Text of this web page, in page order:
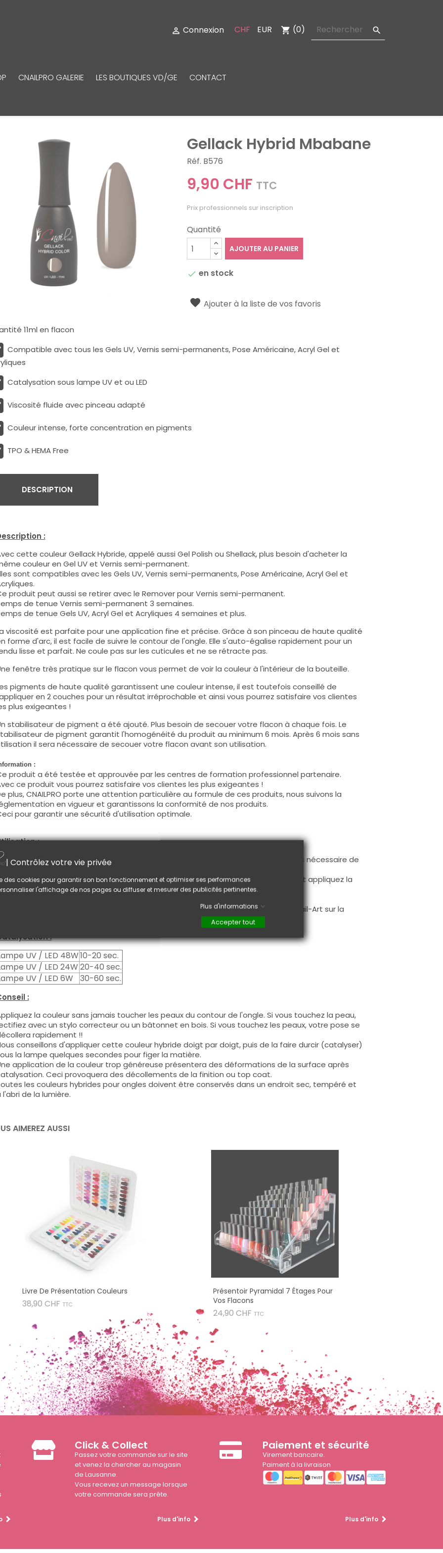
 Connexion CHF EUR shopping_cart (0) 
CNAILPRO GALERIE LES BOUTIQUES VD/GE CONTACT
Gellack Hybrid Mbabane
Réf. B576
9,90 CHF TTC
Prix professionnels sur inscription
Quantité
AJOUTER AU PANIER
 en stock
Ajouter à la liste de vos favoris
11ml en flacon
Compatible avec tous les Gels UV, Vernis semi-permanents, Pose Américaine, Acryl Gel et
Catalysation sous lampe UV et ou LED
Viscosité fluide avec pinceau adapté
Couleur intense, forte concentration en pigments
TPO & HEMA Free
DESCRIPTION
:
cette couleur Gellack Hybride, appelé aussi Gel Polish ou Shellack, plus besoin d'acheter la
couleur en Gel UV et Vernis semi-permanent.
sont compatibles avec les Gels UV, Vernis semi-permanents, Pose Américaine, Acryl Gel et
produit peut aussi se retirer avec le Remover pour Vernis semi-permanent.
de tenue Vernis semi-permanent 3 semaines.
de tenue Gels UV, Acryl Gel et Acryliques 4 semaines et plus.
viscosité est parfaite pour une application fine et précise. Grâce à son pinceau de haute qualité
forme d'arc, il est facile de suivre le contour de l'ongle. Elle s'auto-égalise rapidement pour un
lisse et parfait. Ne coule pas sur les cuticules et ne se rétracte pas.
fenêtre très pratique sur le flacon vous permet de voir la couleur à l'intérieur de la bouteille.
pigments de haute qualité garantissent une couleur intense, il est toutefois conseillé de
en 2 couches pour un résultat irréprochable et ainsi vous pourrez satisfaire vos clientes
plus exigeantes !
stabilisateur de pigment a été ajouté. Plus besoin de secouer votre flacon à chaque fois. Le
de pigment garantit l'homogénéité du produit au minimum 6 mois. Après 6 mois sans
il sera nécessaire de secouer votre flacon avant son utilisation.
:
produit a été testée et approuvée par les centres de formation professionnel partenaire.
ce produit vous pourrez satisfaire vos clientes les plus exigeantes !
plus, CNAILPRO porte une attention particulière au formule de ces produits, nous suivons la
en vigueur et garantissons la conformité de nos produits.
pour garantir une sécurité d'utilisation optimale.
:
couleur s'applique avec son pinceau, de manière fine, sur la base (il n'est pas nécessaire de
la couche de cohésion) ou sur la construction après limage.
produit s'applique en deux couches, fermez le bord libre à la première couche et appliquez la
couche pour garantir un résultat optimal.
pouvez dégraisser la couche de cohésion si vous désirez faire une création Nail-Art sur la
:
UV / LED 48W10-20 sec.
UV / LED 24W 20-40 sec.
UV / LED 6W
30-60 sec.
:
la couleur sans jamais toucher les peaux du contour de l'ongle. Si vous touchez la peau,
avec un stylo correcteur ou un bâtonnet en bois. Si vous touchez les peaux, votre pose se
rapidement !!
conseillons d'appliquer cette couleur hybride doigt par doigt, puis de la faire durcir (catalyser)
la lampe quelques secondes pour figer la matière.
application de la couleur trop généreuse présentera des déformations de la surface après
Ceci provoquera des décollements de la finition ou top coat.
les couleurs hybrides pour ongles doivent être conservés dans un endroit sec, tempéré et
l'abri de la lumière.
AIMEREZ AUSSI
Livre De Présentation Couleurs
38,90 CHF Prix
TTC
Présentoir Pyramidal 7 Étages Pour
Vos Flacons
24,90 CHF Prix
TTC
Click & Collect
Passez votre commande sur le site
et venez la chercher au magasin
de Lausanne.
Vous recevez un message lorsque
votre commande sera prête.
Plus d'info
Paiement et sécurité
Virement bancaire.
Paiment à la livraison
Plus d'info
| Contrôlez votre vie privée
des cookies pour garantir son bon fonctionnement et optimiser ses performances
l'affichage de nos pages ou diffuser et mesurer des publicités pertinentes.
Plus d'informations
Accepter tout